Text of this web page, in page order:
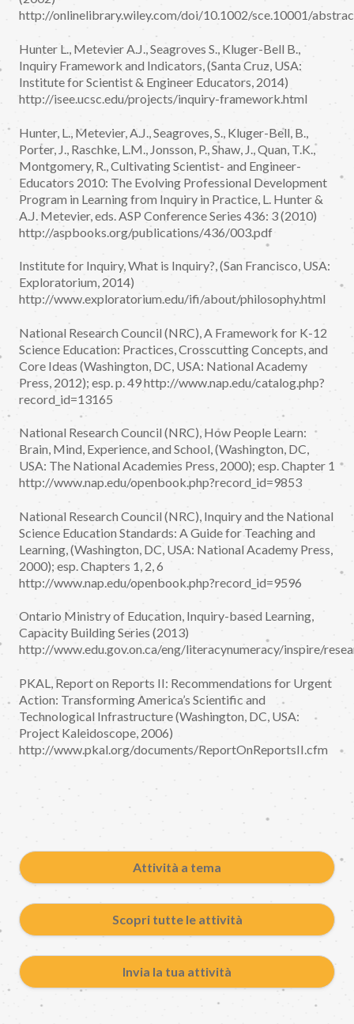
http://onlinelibrary.wiley.com/doi/10.1002/sce.10001/
Hunter L., Metevier A.J., Seagroves S., Kluger-Bell B.,
Inquiry Framework and Indicators, (Santa Cruz, USA:
Institute for Scientist & Engineer Educators, 2014)
http://isee.ucsc.edu/projects/inquiry-framework.html
Hunter, L., Metevier, A.J., Seagroves, S., Kluger-Bell, B.,
Porter, J., Raschke, L.M., Jonsson, P., Shaw, J., Quan, T.K.,
Montgomery, R., Cultivating Scientist- and Engineer-
Educators 2010: The Evolving Professional Development
Program in Learning from Inquiry in Practice, L. Hunter &
A.J. Metevier, eds. ASP Conference Series 436: 3 (2010)
http://aspbooks.org/publications/436/003.pdf
Institute for Inquiry, What is Inquiry?, (San Francisco, USA:
Exploratorium, 2014)
http://www.exploratorium.edu/ifi/about/philosophy.html
National Research Council (NRC), A Framework for K-12
Science Education: Practices, Crosscutting Concepts, and
Core Ideas (Washington, DC, USA: National Academy
Press, 2012); esp. p. 49 http://www.nap.edu/catalog.php?
record_id=13165
National Research Council (NRC), How People Learn:
Brain, Mind, Experience, and School, (Washington, DC,
USA: The National Academies Press, 2000); esp. Chapter 1
http://www.nap.edu/openbook.php?record_id=9853
National Research Council (NRC), Inquiry and the National
Science Education Standards: A Guide for Teaching and
Learning, (Washington, DC, USA: National Academy Press,
2000); esp. Chapters 1, 2, 6
http://www.nap.edu/openbook.php?record_id=9596
Ontario Ministry of Education, Inquiry-based Learning,
Capacity Building Series (2013)
http://www.edu.gov.on.ca/eng/literacynumeracy/inspire/
PKAL, Report on Reports II: Recommendations for Urgent
Action: Transforming America’s Scientific and
Technological Infrastructure (Washington, DC, USA:
Project Kaleidoscope, 2006)
http://www.pkal.org/documents/ReportOnReportsII.cfm
Attività a tema
Scopri tutte le attività
Invia la tua attività